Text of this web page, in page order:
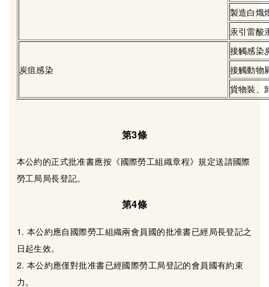
製造白熾
汞引雷酸
炭疽感染
接觸感染
接觸動物
貨物裝、
第3條
本公約的正式批准書應按《國際勞工組織章程》規定送請國際
勞工局局長登記。
第4條
1. 本公約應自國際勞工組織兩會員國的批准書已經局長登記之
日起生效。
2. 本公約應僅對批准書已經國際勞工局登記的會員國有約束
力。